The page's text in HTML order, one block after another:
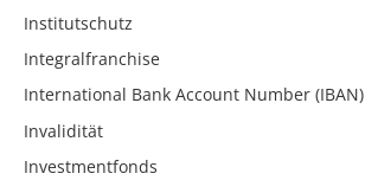
Institutschutz
Integralfranchise
International Bank Account Number (IBAN)
Invalidität
Investmentfonds